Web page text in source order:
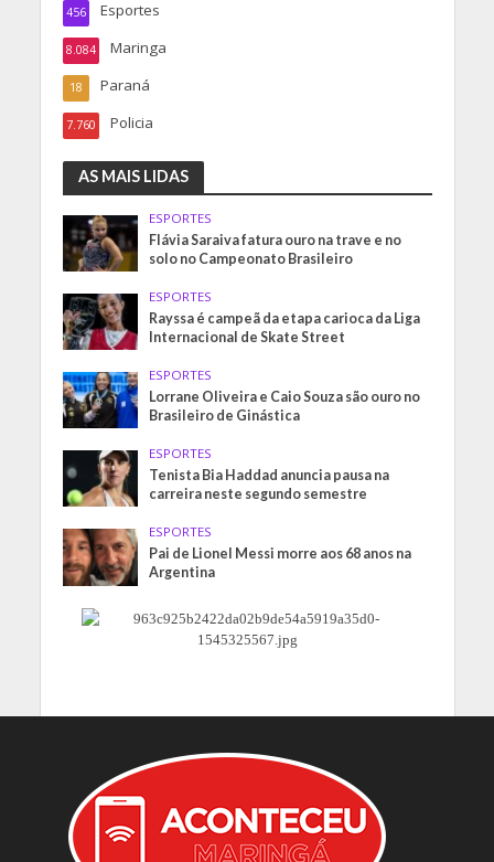
Esportes
456
Maringa
8.084
Paraná
18
Policia
7.760
AS MAIS LIDAS
ESPORTES
Flávia Saraiva fatura ouro na trave e no
solo no Campeonato Brasileiro
ESPORTES
Rayssa é campeã da etapa carioca da Liga
Internacional de Skate Street
ESPORTES
Lorrane Oliveira e Caio Souza são ouro no
Brasileiro de Ginástica
ESPORTES
Tenista Bia Haddad anuncia pausa na
carreira neste segundo semestre
ESPORTES
Pai de Lionel Messi morre aos 68 anos na
Argentina